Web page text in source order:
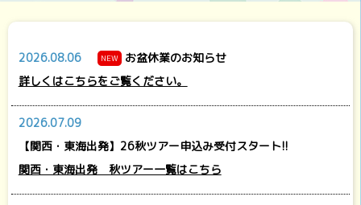
2026.08.06 NEW
お盆休業のお知らせ
詳しくはこちらをご覧ください。
2026.07.09
【関西・東海出発】26秋ツアー申込み受付スタート!!
関西・東海出発 秋ツアー一覧はこちら